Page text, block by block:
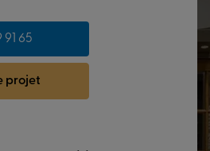
91 65
projet